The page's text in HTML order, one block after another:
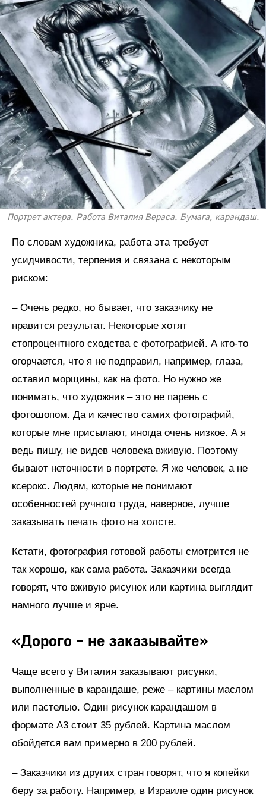
Портрет актера. Работа Виталия Вераса. Бумага, карандаш.
По словам художника, работа эта требует
усидчивости, терпения и связана с некоторым
риском:
– Очень редко, но бывает, что заказчику не
нравится результат. Некоторые хотят
стопроцентного сходства с фотографией. А кто-то
огорчается, что я не подправил, например, глаза,
оставил морщины, как на фото. Но нужно же
понимать, что художник – это не парень с
фотошопом. Да и качество самих фотографий,
которые мне присылают, иногда очень низкое. А я
ведь пишу, не видев человека вживую. Поэтому
бывают неточности в портрете. Я же человек, а не
ксерокс. Людям, которые не понимают
особенностей ручного труда, наверное, лучше
заказывать печать фото на холсте.
Кстати, фотография готовой работы смотрится не
так хорошо, как сама работа. Заказчики всегда
говорят, что вживую рисунок или картина выглядит
намного лучше и ярче.
«Дорого – не заказывайте»
Чаще всего у Виталия заказывают рисунки,
выполненные в карандаше, реже – картины маслом
или пастелью. Один рисунок карандашом в
формате А3 стоит 35 рублей. Картина маслом
обойдется вам примерно в 200 рублей.
– Заказчики из других стран говорят, что я копейки
беру за работу. Например, в Израиле один рисунок